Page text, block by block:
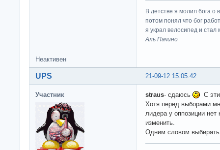
В детстве я молил бога о
потом понял что бог
я украл велосипед и стал
Аль Пачино
Неактивен
21-09-12 15:05:42
UPS
Участник straus- cдаюсь
C
Хотя перед выборами
лидера у оппозиции нет
изменить.
Одним словом выбирать